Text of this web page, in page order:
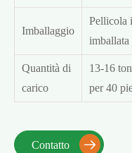
Imballaggio
Pellicola
imballata
Quantità di
carico
13-16
per 40
Contatto 